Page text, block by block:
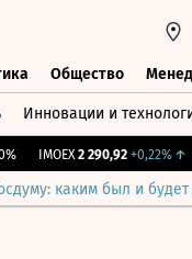
Общество
Инновации и
IMOEX 2 290,92 +0,22%↑
каким был и